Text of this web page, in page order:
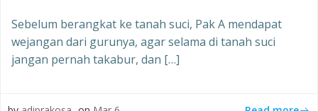
Sebelum berangkat ke tanah suci, Pak A mendapat
wejangan dari gurunya, agar selama di tanah suci
jangan pernah takabur, dan […]